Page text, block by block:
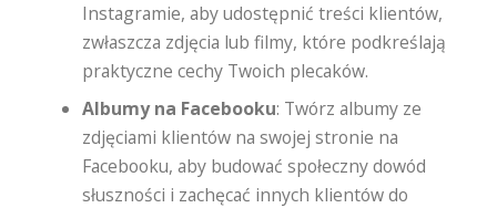
Instagramie, aby udostępnić treści klientów,
zwłaszcza zdjęcia lub filmy, które podkreślają
praktyczne cechy Twoich plecaków.
Albumy na Facebooku: Twórz albumy ze
zdjęciami klientów na swojej stronie na
Facebooku, aby budować społeczny dowód
słuszności i zachęcać innych klientów do